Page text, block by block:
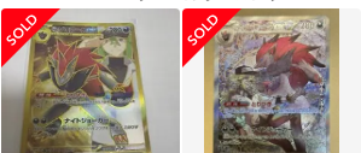
モンカードゲー